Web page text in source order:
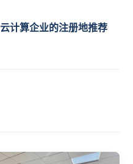
计算企业的注册地推荐